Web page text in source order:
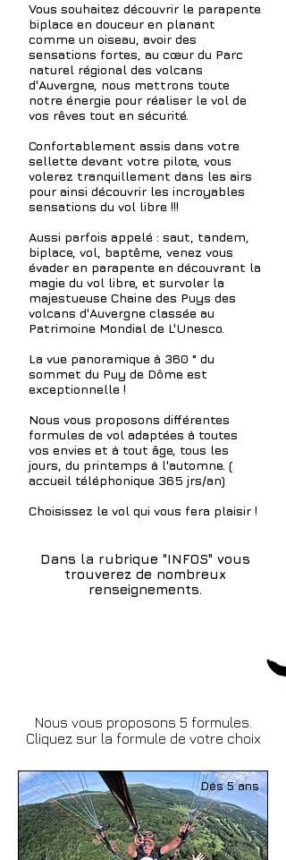
Vous souhaitez découvrir le parapente
biplace en douceur en planant
comme un oiseau, avoir des
sensations fortes, au cœur du Parc
naturel régional des volcans
d'Auvergne, nous mettrons toute
notre énergie pour réaliser le vol de
vos rêves tout en sécurité.
Confortablement assis dans votre
sellette devant votre pilote, vous
volerez tranquillement dans les airs
pour ainsi découvrir les incroyables
sensations du vol libre !!!
Aussi parfois appelé : saut, tandem,
biplace, vol, baptême, venez vous
évader en parapente en découvrant la
magie du vol libre, et survoler la
majestueuse Chaine des Puys des
volcans d'Auvergne classée au
Patrimoine Mondial de L'Unesco.
La vue panoramique à 360 ° du
sommet du Puy de Dôme est
exceptionnelle !
Nous vous proposons différentes
formules de vol adaptées à toutes
vos envies et à tout âge, tous les
jours, du printemps à l'automne. (
accueil téléphonique 365 jrs/an)
Choisissez le vol qui vous fera plaisir !
Dans la rubrique "INFOS" vous
trouverez de nombreux
renseignements.
Nous vous proposons 5 formules.
Cliquez sur la formule de votre choix
Dès 5 ans